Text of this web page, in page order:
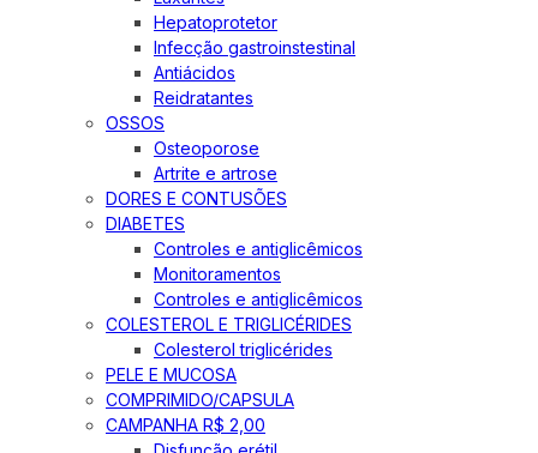
Hepatoprotetor
Infecção gastroinstestinal
Antiácidos
Reidratantes
OSSOS
Osteoporose
Artrite e artrose
DORES E CONTUSÕES
DIABETES
Controles e antiglicêmicos
Monitoramentos
Controles e antiglicêmicos
COLESTEROL E TRIGLICÉRIDES
Colesterol triglicérides
PELE E MUCOSA
COMPRIMIDO/CAPSULA
CAMPANHA R$ 2,00